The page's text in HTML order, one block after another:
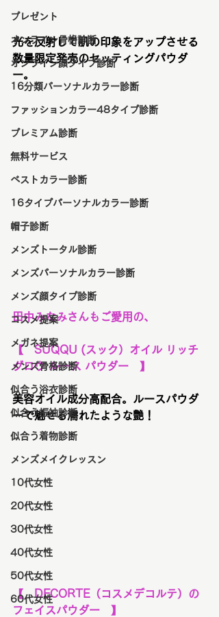
プレゼント
オンライン骨格診断
オンライン顔タイプ診断
16分類パーソナルカラー診断
ファッションカラー48タイプ診断
プレミアム診断
無料サービス
ベストカラー診断
16タイプパーソナルカラー診断
帽子診断
メンズトータル診断
メンズパーソナルカラー診断
メンズ顔タイプ診断
コスメ提案
メガネ提案
メンズ骨格診断
似合う浴衣診断
似合う振袖診断
似合う着物診断
メンズメイクレッスン
10代女性
20代女性
30代女性
40代女性
50代女性
60代女性
光を反射して肌の印象をアップさせる
数量限定発売のセッティングパウダ
ー。
田中みなみさんもご愛用の、
【　SUQQU (スック）オイル リッチ
グロウ ルース パウダー　】
美容オイル成分高配合。ルースパウダ
ーで魅せる濡れたような艶！
【　DECORTE（コスメデコルテ）の
フェイスパウダー　】